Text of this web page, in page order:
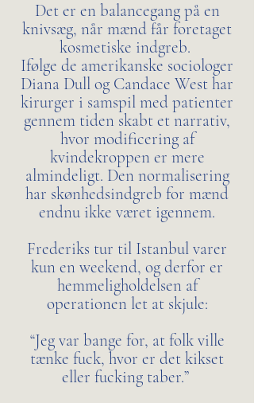
Det er en balancegang på en
knivsæg, når mænd får foretaget
kosmetiske indgreb.
Ifølge de amerikanske sociologer
Diana Dull og Candace West har
kirurger i samspil med patienter
gennem tiden skabt et narrativ,
hvor modificering af
kvindekroppen er mere
almindeligt. Den normalisering
har skønhedsindgreb for mænd
endnu ikke været igennem.
Frederiks tur til Istanbul varer
kun en weekend, og derfor er
hemmeligholdelsen af
operationen let at skjule:
“Jeg var bange for, at folk ville
tænke fuck, hvor er det kikset
eller fucking taber.”